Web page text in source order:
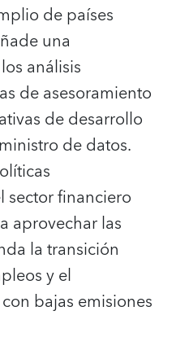
de países
una
análisis
de asesoramiento
de desarrollo
de datos.
sector financiero
aprovechar las
la transición
y el
bajas emisiones